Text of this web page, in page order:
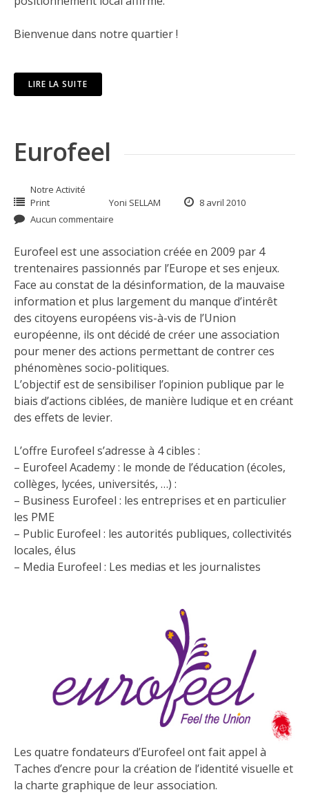
Bienvenue dans notre quartier !
LIRE LA SUITE
Eurofeel
Notre Activité
Print
Yoni SELLAM
8 avril 2010
Aucun commentaire
Eurofeel est une association créée en 2009 par 4
trentenaires passionnés par l’Europe et ses enjeux.
Face au constat de la désinformation, de la mauvaise
information et plus largement du manque d’intérêt
des citoyens européens vis-à-vis de l’Union
européenne, ils ont décidé de créer une association
pour mener des actions permettant de contrer ces
phénomènes socio-politiques.
L’objectif est de sensibiliser l’opinion publique par le
biais d’actions ciblées, de manière ludique et en créant
des effets de levier.
L’offre Eurofeel s’adresse à 4 cibles :
– Eurofeel Academy : le monde de l’éducation (écoles,
collèges, lycées, universités, …) :
– Business Eurofeel : les entreprises et en particulier
les PME
– Public Eurofeel : les autorités publiques, collectivités
locales, élus
– Media Eurofeel : Les medias et les journalistes
Les quatre fondateurs d’Eurofeel ont fait appel à
Taches d’encre pour la création de l’identité visuelle et
la charte graphique de leur association.